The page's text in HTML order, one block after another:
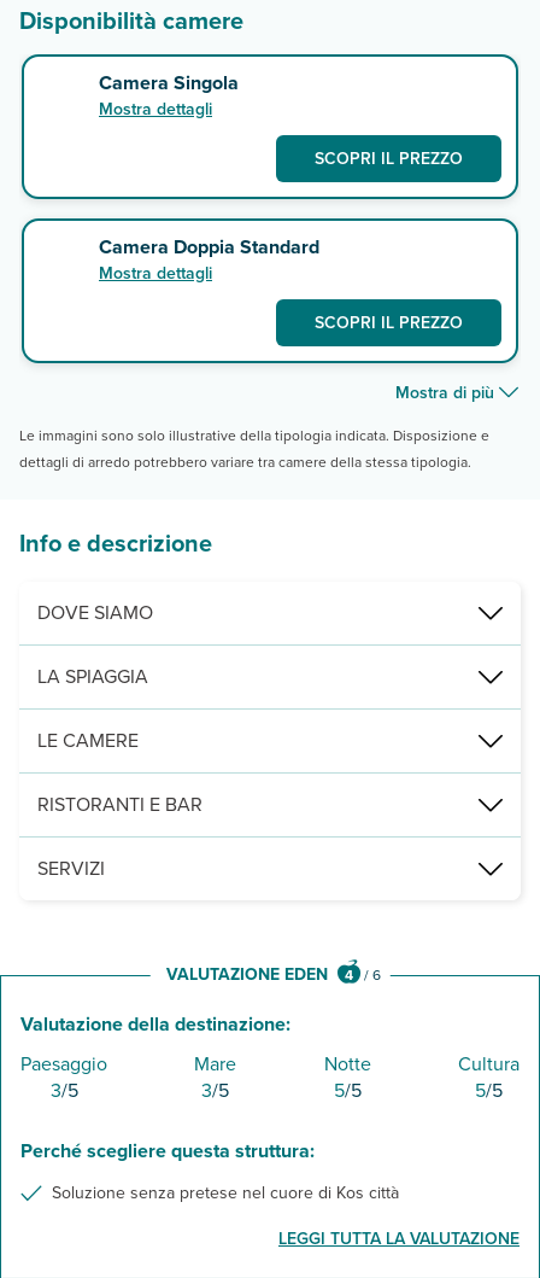
Disponibilità camere
Camera Singola
Mostra dettagli
SCOPRI IL PREZZO
Camera Doppia Standard
Mostra dettagli
SCOPRI IL PREZZO
Mostra di più
Le immagini sono solo illustrative della tipologia indicata. Disposizione e
dettagli di arredo potrebbero variare tra camere della stessa tipologia.
Info e descrizione
DOVE SIAMO
Kos città, a 100 m dalla spiaggia, 300 dal centro, 15 km da Zia,
LA SPIAGGIA
spiaggia mista di sabbia e ciottoli, con lettini e ombrelloni a
LE CAMERE
58 camere (12-17 m ) distribuite in 2 edifici di 3 piani con servizi
RISTORANTI E BAR
un bar con veranda in cui viene servita la prima colazione.
SERVIZI
VALUTAZIONE EDEN 4 /6
Valutazione della destinazione:
Paesaggio
3/5
Mare
3/5
Notte
5/5
Cultura
5/5
Perché scegliere questa struttura:
Soluzione senza pretese nel cuore di Kos città
LEGGI TUTTA LA VALUTAZIONE